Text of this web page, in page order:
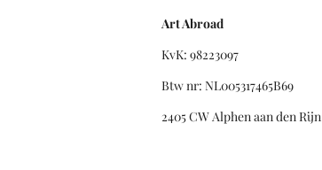
Art Abroad
KvK: 98223097
Btw nr: NL005317465B69
2405 CW Alphen aan den Rijn